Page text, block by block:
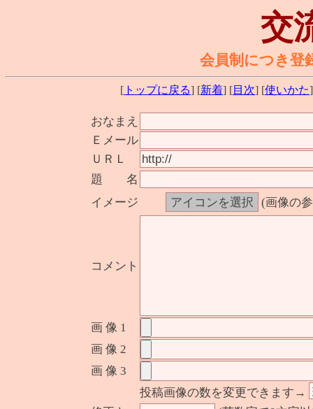
交
会員制につき登
[ トップに戻る] [新着] [目次] [使いかた
おなまえ
Ｅメール
ＵＲＬ
題 名
イメージ
(画像の
コメント
画 像 1
画 像 2
画 像 3
投稿画像の数を変更できます→